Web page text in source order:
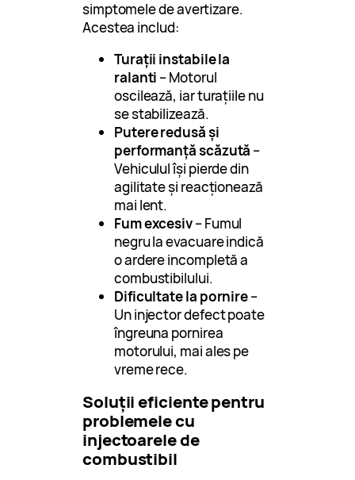
simptomele de avertizare.
Acestea includ:
Turații instabile la
ralanti – Motorul
oscilează, iar turațiile nu
se stabilizează.
Putere redusă și
performanță scăzută –
Vehiculul își pierde din
agilitate și reacționează
mai lent.
Fum excesiv– Fumul
negru la evacuare indică
o ardere incompletă a
combustibilului.
Dificultate la pornire–
Un injector defect poate
îngreuna pornirea
motorului, mai ales pe
vreme rece.
Soluții eficiente pentru
problemele cu
injectoarele de
combustibil